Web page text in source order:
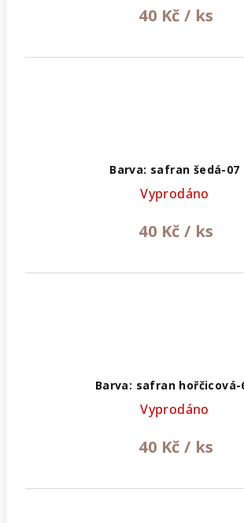
40 Kč / ks
Barva: safran šedá-07
Vyprodáno
40 Kč / ks
Barva: safran hořčicová-
Vyprodáno
40 Kč / ks